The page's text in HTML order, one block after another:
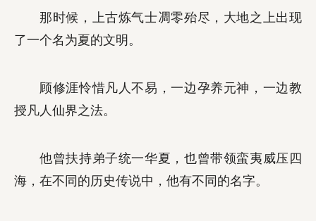
那时候，上古炼气士凋零殆尽，大地之上出现
了一个名为夏的文明。
顾修涯怜惜凡人不易，一边孕养元神，一边教
授凡人仙界之法。
他曾扶持弟子统一华夏，也曾带领蛮夷威压四
海，在不同的历史传说中，他有不同的名字。